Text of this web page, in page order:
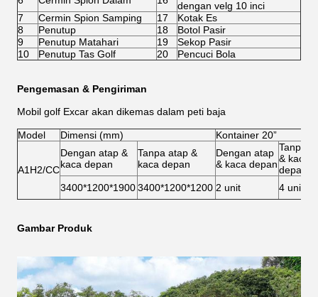
dengan velg 10 inci
7
Cermin Spion Samping 17
Kotak Es
8
Penutup 18
Botol Pasir
9
Penutup Matahari 19
Sekop Pasir
10
Penutup Tas Golf 20 Pencuci Bola
Pengemasan & Pengiriman
Mobil golf Excar akan dikemas dalam peti baja
Model Dimensi (mm) Kontainer 20”
A1H2/CC
Dengan atap &
kaca depan
Tanpa atap &
kaca depan
Dengan atap
& kaca depan
Tanpa
& kaca
depan
3400*1200*19003400*1200*1200 2 unit 4 unit
Gambar Produk